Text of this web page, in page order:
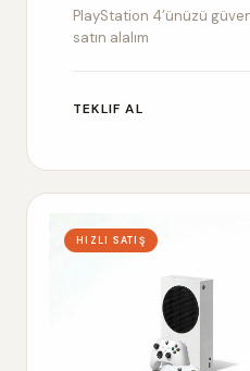
PlayStation 4’ünüzü
satın alalım
TEKLIF AL
HIZLI SATIŞ